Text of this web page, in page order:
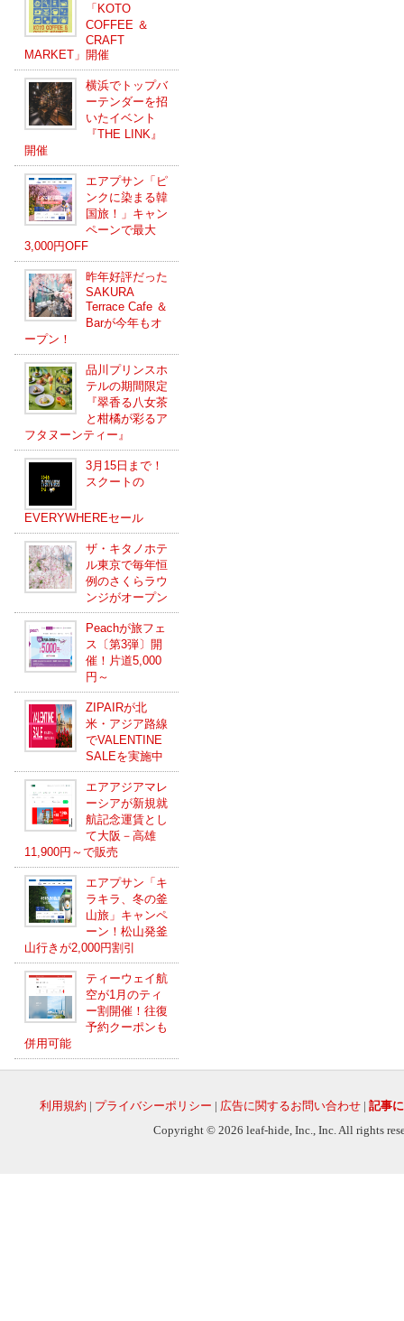
「KOTO
COFFEE ＆
CRAFT
MARKET」開催
横浜でトップバ
ーテンダーを招
いたイベント
『THE LINK』
開催
エアプサン「ピ
ンクに染まる韓
国旅！」キャン
ペーンで最大
3,000円OFF
昨年好評だった
SAKURA
Terrace Cafe ＆
Barが今年もオ
ープン！
品川プリンスホ
テルの期間限定
『翠香る八女茶
と柑橘が彩るア
フタヌーンティー』
3月15日まで！
スクートの
EVERYWHEREセール
ザ・キタノホテ
ル東京で毎年恒
例のさくらラウ
ンジがオープン
Peachが旅フェ
ス〔第3弾〕開
催！片道5,000
円～
ZIPAIRが北
米・アジア路線
でVALENTINE
SALEを実施中
エアアジアマレ
ーシアが新規就
航記念運賃とし
て大阪－高雄
11,900円～で販売
エアプサン「キ
ラキラ、冬の釜
山旅」キャンペ
ーン！松山発釜
山行きが2,000円割引
ティーウェイ航
空が1月のティ
ー割開催！往復
予約クーポンも
併用可能
利用規約 | プライバシーポリシー | 広告に関するお問い合わせ | 記事
Copyright © 2026 leaf-hide, Inc., Inc. All rights